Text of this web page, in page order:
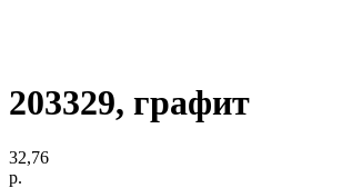
203329, графит
32,76
р.